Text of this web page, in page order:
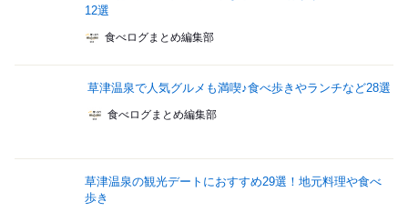
12選
食べログまとめ編集部
草津温泉で人気グルメも満喫♪食べ歩きやランチなど28選
食べログまとめ編集部
草津温泉の観光デートにおすすめ29選！地元料理や食べ
歩き